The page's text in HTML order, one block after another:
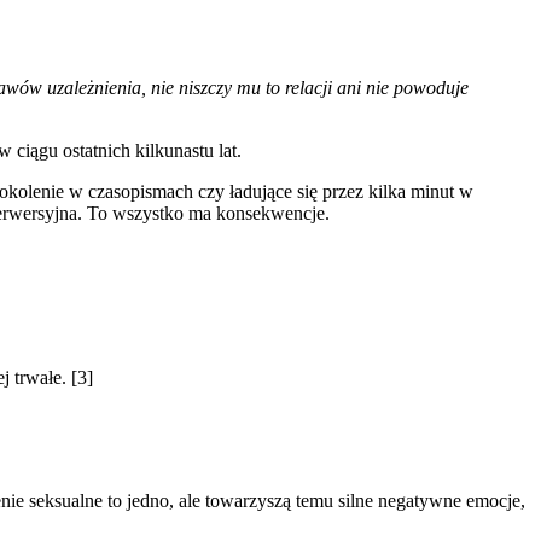
uzależnienia, nie niszczy mu to relacji ani nie powoduje
ciągu ostatnich kilkunastu lat.
w czasopismach czy ładujące się przez kilka minut w
To wszystko ma konsekwencje.
trwałe. [3]
seksualne to jedno, ale towarzyszą temu silne negatywne emocje,